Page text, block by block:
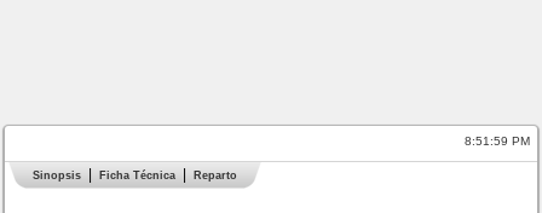
8:51:59 PM
Sinopsis Ficha Técnica Reparto